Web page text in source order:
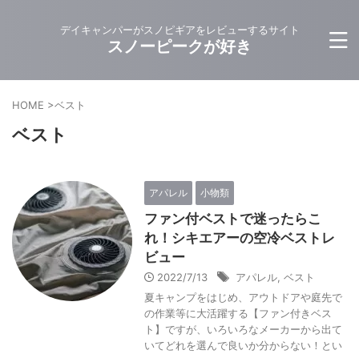
デイキャンパーがスノピギアをレビューするサイト
スノーピークが好き
HOME >ベスト
ベスト
アパレル 小物類
ファン付ベストで迷ったらこ
れ！シキエアーの空冷ベストレ
ビュー
2022/7/13 アパレル ベスト
夏キャンプをはじめ、アウトドアや庭先で
の作業等に大活躍する【ファン付きベス
ト】ですが、いろいろなメーカーから出て
いてどれを選んで良いか分からない！とい